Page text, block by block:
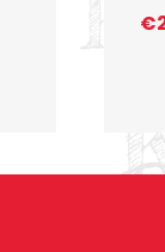
€